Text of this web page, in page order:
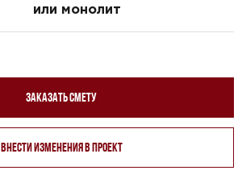
или монолит
Заказать смету
Внести изменения в проект